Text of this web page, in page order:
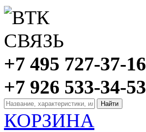
+7 495 727-37-16
+7 926 533-34-53
КОРЗИНА